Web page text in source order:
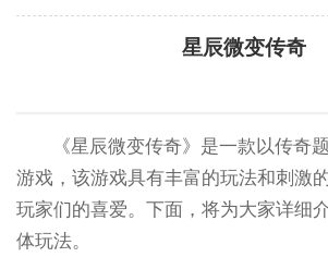
星辰微变传奇
《星辰微变传奇》是一款以传奇
游戏，该游戏具有丰富的玩法和刺激
玩家们的喜爱。下面，将为大家详细
体玩法。